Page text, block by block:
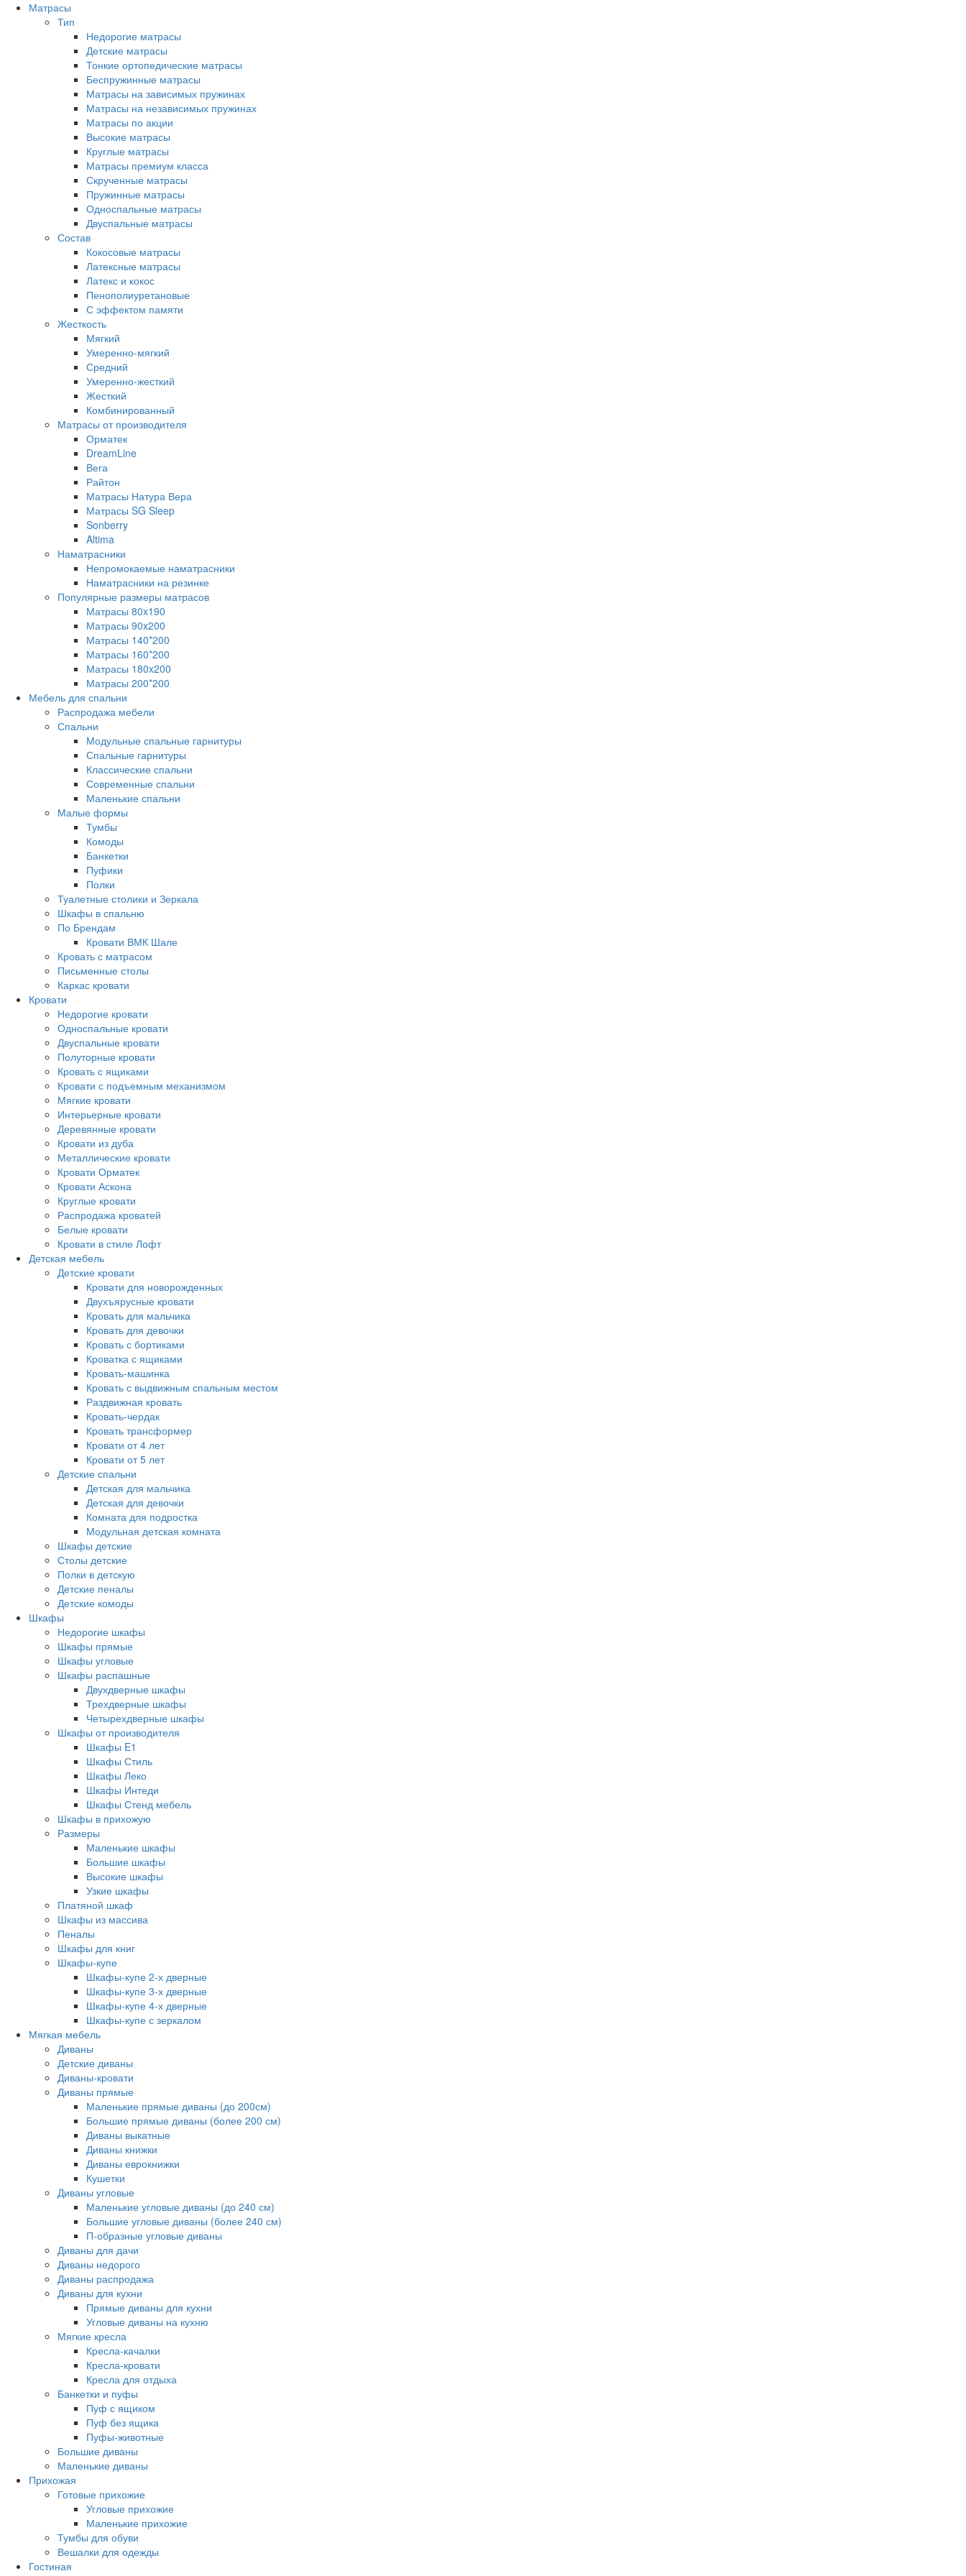
Матрасы
Тип
Недорогие матрасы
Детские матрасы
Тонкие ортопедические матрасы
Беспружинные матрасы
Матрасы на зависимых пружинах
Матрасы на независимых пружинах
Матрасы по акции
Высокие матрасы
Круглые матрасы
Матрасы премиум класса
Скрученные матрасы
Пружинные матрасы
Односпальные матрасы
Двуспальные матрасы
Состав
Кокосовые матрасы
Латексные матрасы
Латекс и кокос
Пенополиуретановые
С эффектом памяти
Жесткость
Мягкий
Умеренно-мягкий
Средний
Умеренно-жесткий
Жесткий
Комбинированный
Матрасы от производителя
Орматек
DreamLine
Вега
Райтон
Матрасы Натура Вера
Матрасы SG Sleep
Sonberry
Altima
Наматрасники
Непромокаемые наматрасники
Наматрасники на резинке
Популярные размеры матрасов
Матрасы 80x190
Матрасы 90x200
Матрасы 140*200
Матрасы 160*200
Матрасы 180x200
Матрасы 200*200
Мебель для спальни
Распродажа мебели
Спальни
Модульные спальные гарнитуры
Спальные гарнитуры
Классические спальни
Современные спальни
Маленькие спальни
Малые формы
Тумбы
Комоды
Банкетки
Пуфики
Полки
Туалетные столики и Зеркала
Шкафы в спальню
По Брендам
Кровати ВМК Шале
Кровать с матрасом
Письменные столы
Каркас кровати
Кровати
Недорогие кровати
Односпальные кровати
Двуспальные кровати
Полуторные кровати
Кровать с ящиками
Кровати с подъемным механизмом
Мягкие кровати
Интерьерные кровати
Деревянные кровати
Кровати из дуба
Металлические кровати
Кровати Орматек
Кровати Аскона
Круглые кровати
Распродажа кроватей
Белые кровати
Кровати в стиле Лофт
Детская мебель
Детские кровати
Кровати для новорожденных
Двухъярусные кровати
Кровать для мальчика
Кровать для девочки
Кровать с бортиками
Кроватка с ящиками
Кровать-машинка
Кровать с выдвижным спальным местом
Раздвижная кровать
Кровать-чердак
Кровать трансформер
Кровати от 4 лет
Кровати от 5 лет
Детские спальни
Детская для мальчика
Детская для девочки
Комната для подростка
Модульная детская комната
Шкафы детские
Столы детские
Полки в детскую
Детские пеналы
Детские комоды
Шкафы
Недорогие шкафы
Шкафы прямые
Шкафы угловые
Шкафы распашные
Двухдверные шкафы
Трехдверные шкафы
Четырехдверные шкафы
Шкафы от производителя
Шкафы E1
Шкафы Стиль
Шкафы Леко
Шкафы Интеди
Шкафы Стенд мебель
Шкафы в прихожую
Размеры
Маленькие шкафы
Большие шкафы
Высокие шкафы
Узкие шкафы
Платяной шкаф
Шкафы из массива
Пеналы
Шкафы для книг
Шкафы-купе
Шкафы-купе 2-х дверные
Шкафы-купе 3-х дверные
Шкафы-купе 4-х дверные
Шкафы-купе с зеркалом
Мягкая мебель
Диваны
Детские диваны
Диваны-кровати
Диваны прямые
Маленькие прямые диваны (до 200см)
Большие прямые диваны (более 200 см)
Диваны выкатные
Диваны книжки
Диваны еврокнижки
Кушетки
Диваны угловые
Маленькие угловые диваны (до 240 см)
Большие угловые диваны (более 240 см)
П-образные угловые диваны
Диваны для дачи
Диваны недорого
Диваны распродажа
Диваны для кухни
Прямые диваны для кухни
Угловые диваны на кухню
Мягкие кресла
Кресла-качалки
Кресла-кровати
Кресла для отдыха
Банкетки и пуфы
Пуф с ящиком
Пуф без ящика
Пуфы-животные
Большие диваны
Маленькие диваны
Прихожая
Готовые прихожие
Угловые прихожие
Маленькие прихожие
Тумбы для обуви
Вешалки для одежды
Гостиная